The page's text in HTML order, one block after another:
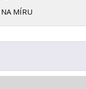
MÍRU